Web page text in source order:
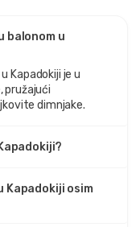
balonom u
Kapadokiji je u
pružajući
dimnjake.
Kapadokiji osim